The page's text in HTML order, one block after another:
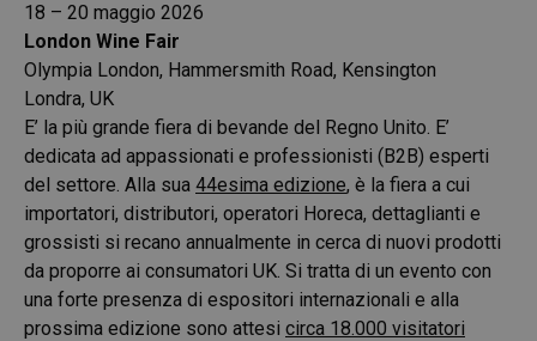
18 – 20 maggio 2026
London Wine Fair
Olympia London, Hammersmith Road, Kensington
Londra, UK
E’ la più grande fiera di bevande del Regno Unito. E’
dedicata ad appassionati e professionisti (B2B) esperti
del settore. Alla sua 44esima edizione, è la fiera a cui
importatori, distributori, operatori Horeca, dettaglianti e
grossisti si recano annualmente in cerca di nuovi prodotti
da proporre ai consumatori UK. Si tratta di un evento con
una forte presenza di espositori internazionali e alla
prossima edizione sono attesi circa 18.000 visitatori